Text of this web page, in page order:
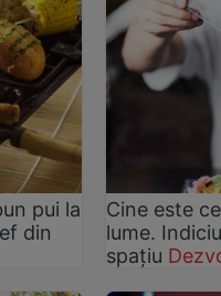
pui la
din
Cine este
lume.
spațiu